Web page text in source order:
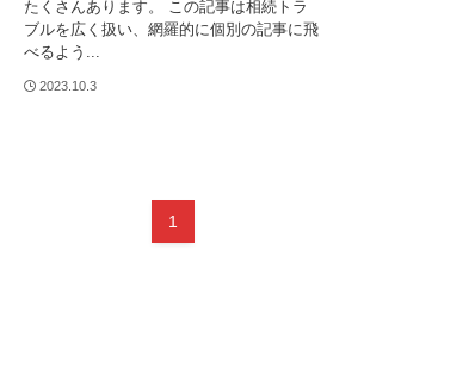
たくさんあります。 この記事は相続トラ
ブルを広く扱い、網羅的に個別の記事に飛
べるよう...
2023.10.3
1